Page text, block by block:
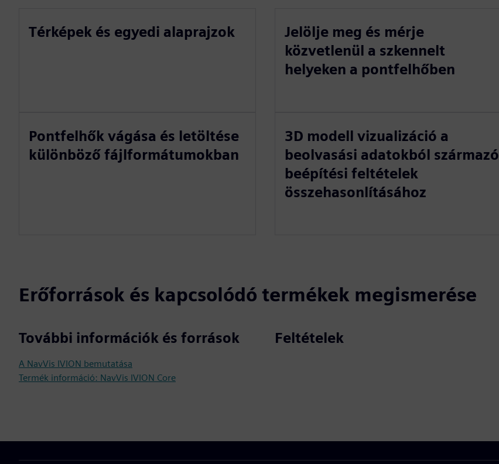
Térképek és egyedi alaprajzok
Jelölje meg és mérje
közvetlenül a szkennelt
helyeken a pontfelhőben
Pontfelhők vágása és letöltése
különböző fájlformátumokban
3D modell vizualizáció a
beolvasási adatokból származó
beépítési feltételek
összehasonlításához
Erőforrások és kapcsolódó termékek megismerése
További információk és források
A NavVis IVION bemutatása
Termék információ: NavVis IVION Core
Feltételek